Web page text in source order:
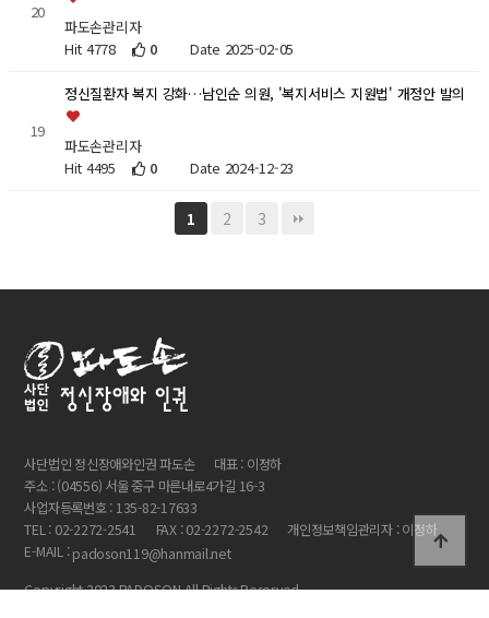
20
파도손관리자
Hit 4778
0 Date 2025-02-05
19
정신질환자 복지 강화…남인순 의원, '복지서비스 지원법' 개정안 발의
파도손관리자
Hit 4495
0 Date 2024-12-23
1 2 3
사단법인 정신장애와인권 파도손
대표 : 이정하
주소 : (04556) 서울 중구 마른내로4가길 16-3
사업자등록번호 : 135-82-17633
TEL : 02-2272-2541
FAX : 02-2272-2542
개인정보책임관리자 : 이정하
E-MAIL :padoson119@hanmail.net
Copyright 2023 PADOSON All Rights Reserved.